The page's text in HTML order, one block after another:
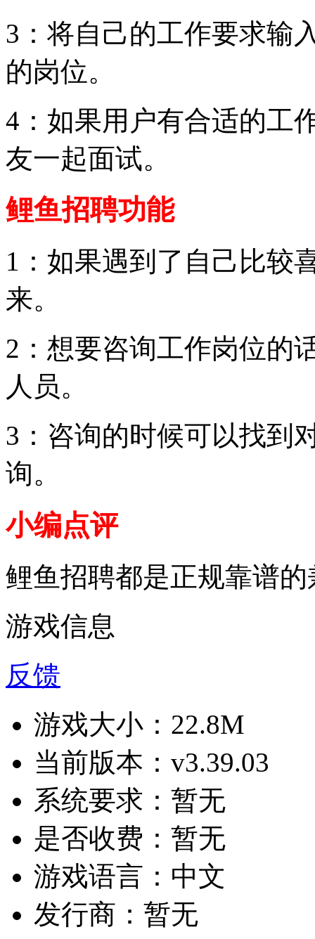
3：将自己的工作要求输
的岗位。
4：如果用户有合适的工
友一起面试。
鲤鱼招聘功能
1：如果遇到了自己比较
来。
2：想要咨询工作岗位的
人员。
3：咨询的时候可以找到
询。
小编点评
鲤鱼招聘都是正规靠谱
游戏信息
反馈
游戏大小： 22.8M
当前版本： v3.39.03
系统要求： 暂无
是否收费： 暂无
游戏语言： 中文
发行商： 暂无